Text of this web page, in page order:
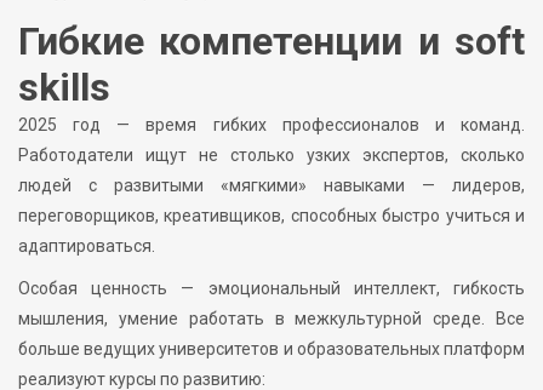
Гибкие компетенции и soft
skills
2025 год — время гибких профессионалов и команд.
Работодатели ищут не столько узких экспертов, сколько
людей с развитыми «мягкими» навыками — лидеров,
переговорщиков, креативщиков, способных быстро учиться и
адаптироваться.
Особая ценность — эмоциональный интеллект, гибкость
мышления, умение работать в межкультурной среде. Все
больше ведущих университетов и образовательных платформ
реализуют курсы по развитию: